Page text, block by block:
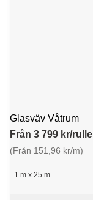
Glasväv Våtrum
Från 3 799 kr/rulle
(Från 151,96 kr/m)
1 m x 25 m